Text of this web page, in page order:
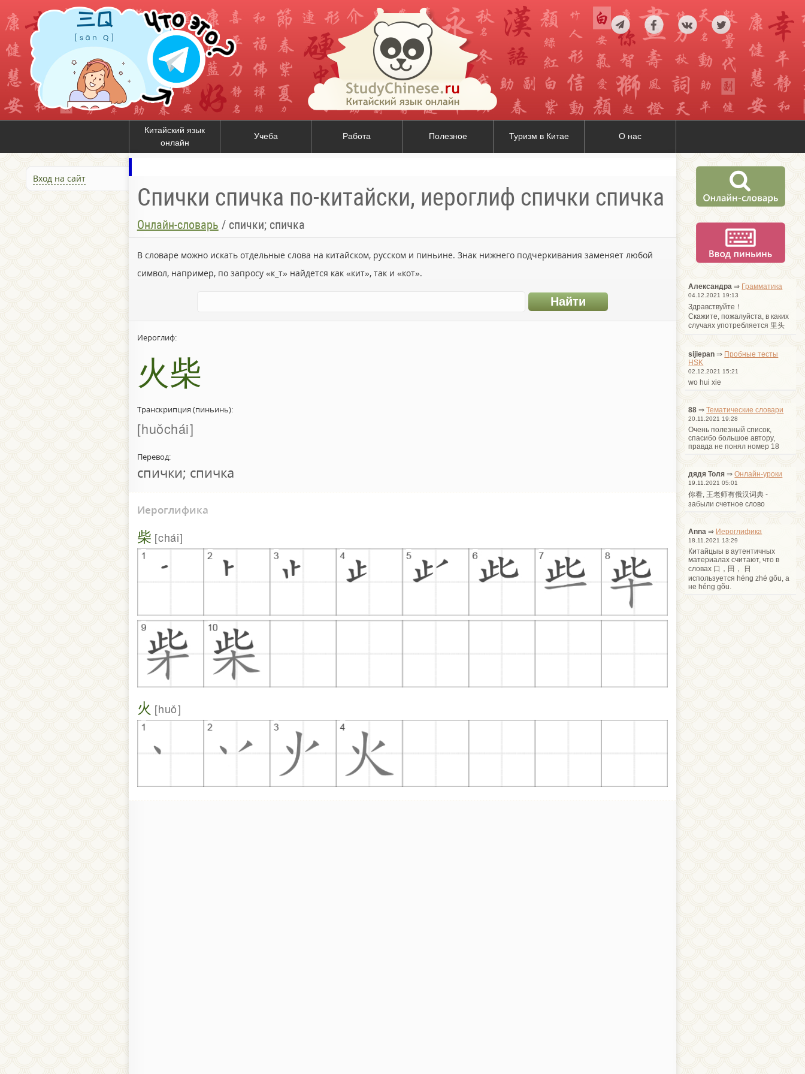
Китайский язык
онлайн
Учеба Работа Полезное Туризм в Китае О нас
Вход на сайт
Спички спичка по-китайски, иероглиф спички спичка
Онлайн-словарь / спички; спичка
В словаре можно искать отдельные слова на китайском, русском и пиньине. Знак нижнего подчеркивания заменяет любой
символ, например, по запросу «к_т» найдется как «кит», так и «кот».
Иероглиф:
火柴
Транскрипция (пиньинь):
huǒchái
Перевод:
спички; спичка
Иероглифика
柴 chái
火 huǒ
Александра ⇒ Грамматика
04.12.2021 19:13
Здравствуйте！
Cкажите, пожалуйста, в каких
случаях употребляется 里头
sijiepan ⇒ Пробные тесты
HSK
02.12.2021 15:21
wo hui xie
88 ⇒Тематические словари
20.11.2021 19:28
Очень полезный список,
спасибо большое автору,
правда не понял номер 18
дядя Толя ⇒Онлайн-уроки
19.11.2021 05:01
你看, 王老师有俄汉词典 -
забыли счетное слово
Anna ⇒ Иероглифика
18.11.2021 13:29
Китайцыы в аутентичных
материалах считают, что в
словах 口，田， 日
используется héng zhé gõu, а
не héng gõu.